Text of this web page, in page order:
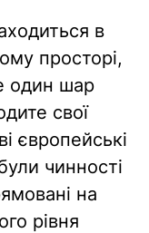
в
просторі,
один шар
свої
європейські
чинності
на
рівня